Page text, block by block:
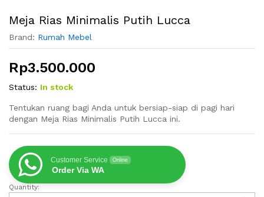
Meja Rias Minimalis Putih Lucca
Brand: Rumah Mebel
Rp3.500.000
Status: In stock
Tentukan ruang bagi Anda untuk bersiap-siap di pagi hari
dengan Meja Rias Minimalis Putih Lucca ini.
Customer Service Online
Order Via WA
Meja
Quantity: